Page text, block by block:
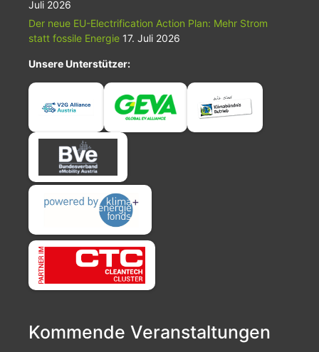
Juli 2026
Der neue EU-Electrification Action Plan: Mehr Strom
statt fossile Energie 17. Juli 2026
Unsere Unterstützer:
Kommende Veranstaltungen